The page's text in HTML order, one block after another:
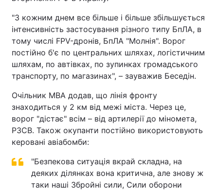
"З кожним днем все більше і більше збільшується
інтенсивність застосування різного типу БпЛА, в
тому числі FPV-дронів, БпЛА "Молнія". Ворог
постійно б'є по центральних шляхах, логістичним
шляхам, по автівках, по зупинках громадського
транспорту, по магазинах", – зауважив Беседін.
Очільник МВА додав, що лінія фронту
знаходиться у 2 км від межі міста. Через це,
ворог "дістає" всім – від артилерії до міномета,
РЗСВ. Також окупанти постійно використовують
керовані авіабомби:
"Безпекова ситуація вкрай складна, на
деяких ділянках вона критична, але знову ж
таки наші Збройні сили, Сили оборони